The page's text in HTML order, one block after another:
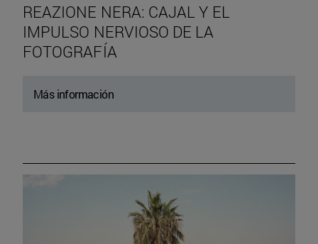
REAZIONE NERA: CAJAL Y EL
IMPULSO NERVIOSO DE LA
FOTOGRAFÍA
Más información